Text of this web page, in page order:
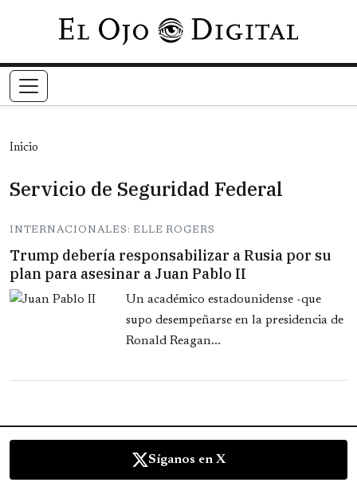
Pasar al contenido principal
Inicio
Servicio de Seguridad Federal
INTERNACIONALES: ELLE ROGERS
Trump debería responsabilizar a Rusia por su
plan para asesinar a Juan Pablo II
Un académico estadounidense -que
supo desempeñarse en la presidencia de
Ronald Reagan...
Síganos en X